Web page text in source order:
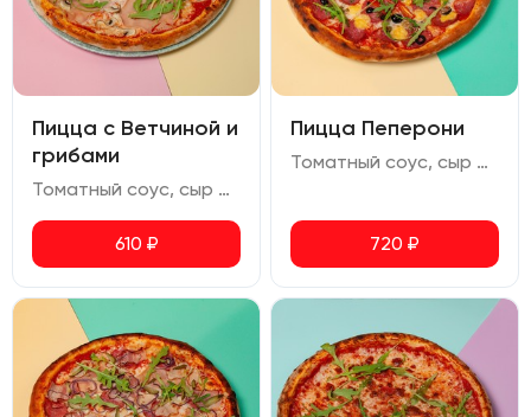
Пицца с Ветчиной и
грибами
Томатный соус, сыр моцарелла, ветчина, шампиньоны, руккола, орегано
610 ₽
Пицца Пеперони
Томатный соус, сыр моцарелла, салями, халапеньо, помидоры черри, маслины, сыр чеддер, руккола, орегано
720 ₽